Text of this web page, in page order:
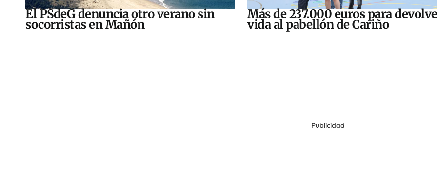
El PSdeG denuncia otro verano sin
socorristas en Mañón
Más de 237.000 euros para
vida al pabellón de Cariño
Publicidad